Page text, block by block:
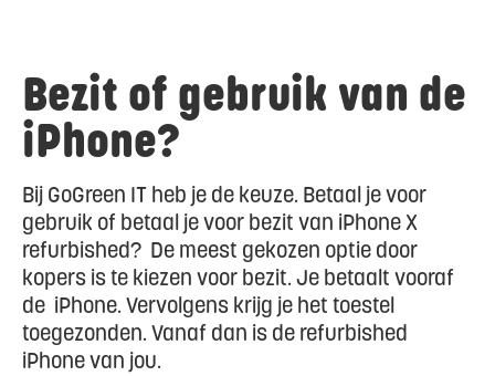
Bezit of gebruik van de
iPhone?
Bij GoGreen IT heb je de keuze. Betaal je voor
gebruik of betaal je voor bezit van iPhone X
refurbished? De meest gekozen optie door
kopers is te kiezen voor bezit. Je betaalt vooraf
de iPhone. Vervolgens krijg je het toestel
toegezonden. Vanaf dan is de refurbished
iPhone van jou.